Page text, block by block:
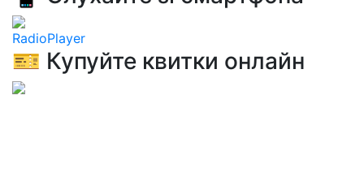
RadioPlayer
🎫 Купуйте квитки онлайн